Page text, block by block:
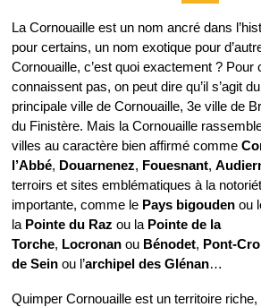
La Cornouaille est un nom ancré dans
pour certains, un nom exotique pour
Cornouaille, c’est quoi exactement ? Pour
connaissent pas, on peut dire qu’il s’agit
principale ville de Cornouaille, 3e ville de
du Finistère. Mais la Cornouaille
villes au caractère bien affirmé comme
l’Abbé, Douarnenez, Fouesnant,
terroirs et sites emblématiques à la
importante, comme le Pays bigoudenou
la Pointe du Raz ou la Pointe de la
Torche, Locronanou Bénodet, Pont-
de Seinou l’archipel des Glénan…
Quimper Cornouaille est un territoire